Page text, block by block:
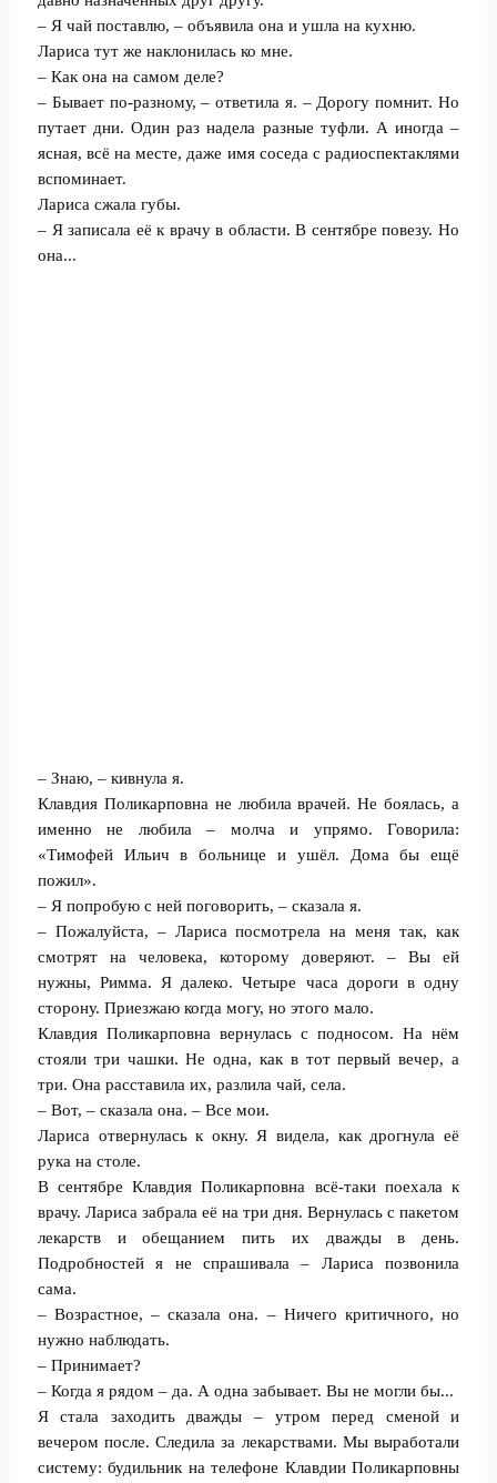
– Я чай поставлю, – объявила она и ушла на кухню.
Лариса тут же наклонилась ко мне.
– Как она на самом деле?
– Бывает по-разному, – ответила я. – Дорогу помнит. Но
путает дни. Один раз надела разные туфли. А иногда –
ясная, всё на месте, даже имя соседа с радиоспектаклями
вспоминает.
Лариса сжала губы.
– Я записала её к врачу в области. В сентябре повезу. Но
она...
– Знаю, – кивнула я.
Клавдия Поликарповна не любила врачей. Не боялась, а
именно не любила – молча и упрямо. Говорила:
«Тимофей Ильич в больнице и ушёл. Дома бы ещё
пожил».
– Я попробую с ней поговорить, – сказала я.
– Пожалуйста, – Лариса посмотрела на меня так, как
смотрят на человека, которому доверяют. – Вы ей
нужны, Римма. Я далеко. Четыре часа дороги в одну
сторону. Приезжаю когда могу, но этого мало.
Клавдия Поликарповна вернулась с подносом. На нём
стояли три чашки. Не одна, как в тот первый вечер, а
три. Она расставила их, разлила чай, села.
– Вот, – сказала она. – Все мои.
Лариса отвернулась к окну. Я видела, как дрогнула её
рука на столе.
В сентябре Клавдия Поликарповна всё-таки поехала к
врачу. Лариса забрала её на три дня. Вернулась с пакетом
лекарств и обещанием пить их дважды в день.
Подробностей я не спрашивала – Лариса позвонила
сама.
– Возрастное, – сказала она. – Ничего критичного, но
нужно наблюдать.
– Принимает?
– Когда я рядом – да. А одна забывает. Вы не могли бы...
Я стала заходить дважды – утром перед сменой и
вечером после. Следила за лекарствами. Мы выработали
систему: будильник на телефоне Клавдии Поликарповны